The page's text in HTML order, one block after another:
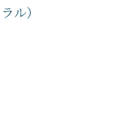
ル）